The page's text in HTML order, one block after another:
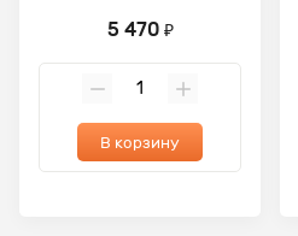
5 470 ₽
В корзину